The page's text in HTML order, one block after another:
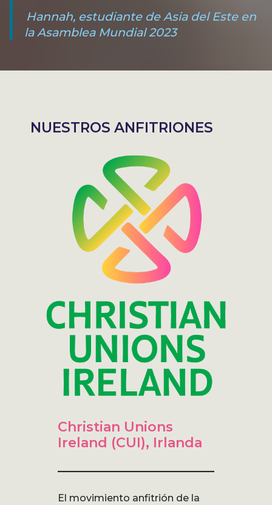
Hannah, estudiante de Asia del Este en
la Asamblea Mundial 2023
NUESTROS ANFITRIONES
Christian Unions
Ireland (CUI), Irlanda
El movimiento anfitrión de la